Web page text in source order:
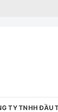
TY TNHH ĐẦU